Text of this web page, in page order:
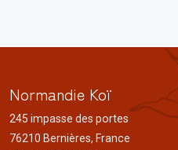
Normandie Koï
245 impasse des portes
76210 Bernières, France